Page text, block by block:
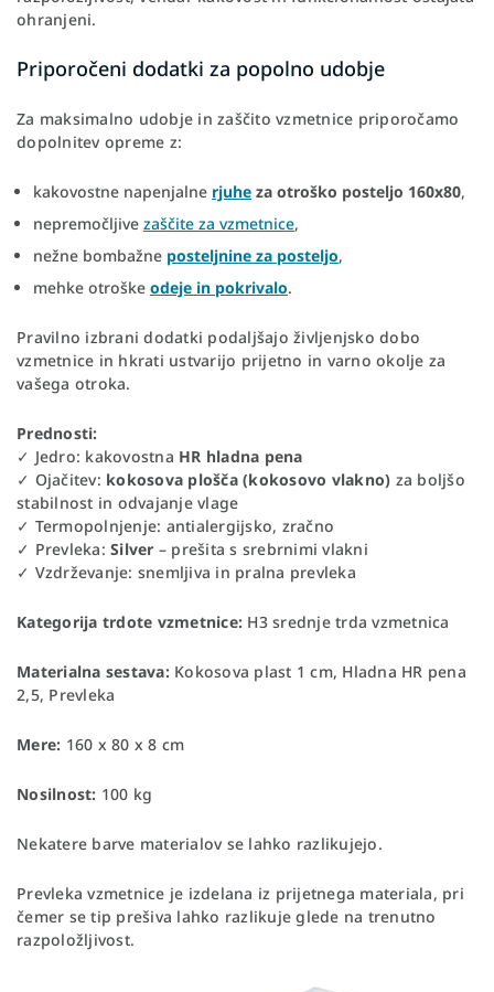
ohranjeni.
Priporočeni dodatki za popolno udobje
Za maksimalno udobje in zaščito vzmetnice priporočamo
dopolnitev opreme z:
kakovostne napenjalne rjuhe za otroško posteljo 160x80,
nepremočljive zaščite za vzmetnice,
nežne bombažne posteljnine za posteljo,
mehke otroške odeje in pokrivalo.
Pravilno izbrani dodatki podaljšajo življenjsko dobo
vzmetnice in hkrati ustvarijo prijetno in varno okolje za
vašega otroka.
Prednosti:
✓ Jedro: kakovostna HR hladna pena
✓ Ojačitev: kokosova plošča (kokosovo vlakno) za boljšo
stabilnost in odvajanje vlage
✓ Termopolnjenje: antialergijsko, zračno
✓ Prevleka: Silver – prešita s srebrnimi vlakni
✓ Vzdrževanje: snemljiva in pralna prevleka
Kategorija trdote vzmetnice: H3 srednje trda vzmetnica
Materialna sestava: Kokosova plast 1 cm, Hladna HR pena
2,5, Prevleka
Mere: 160 x 80 x 8 cm
Nosilnost: 100 kg
Nekatere barve materialov se lahko razlikujejo.
Prevleka vzmetnice je izdelana iz prijetnega materiala, pri
čemer se tip prešiva lahko razlikuje glede na trenutno
razpoložljivost.